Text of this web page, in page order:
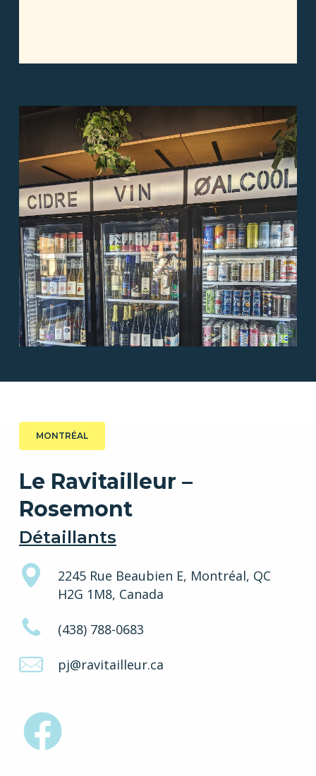
MONTRÉAL
Le Ravitailleur –
Rosemont
Détaillants
2245 Rue Beaubien E, Montréal, QC
H2G 1M8, Canada
(438) 788-0683
pj@ravitailleur.ca